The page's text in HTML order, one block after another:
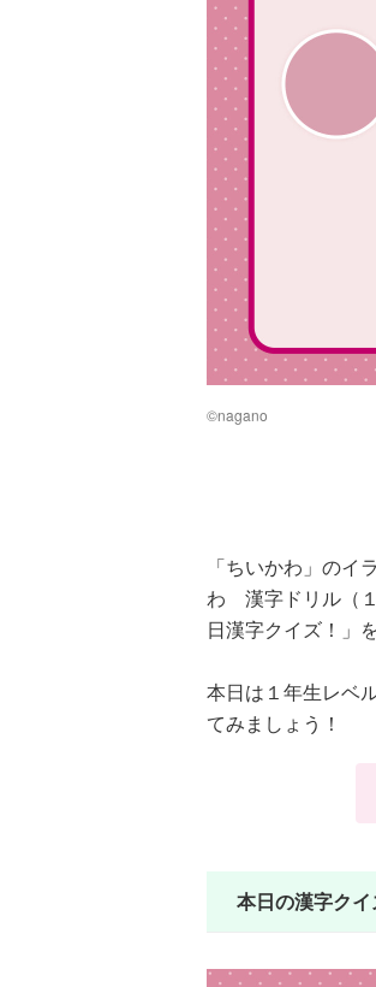
©︎nagano
「ちいかわ」の
わ 漢字ドリル（
日漢字クイズ！」
本日は１年生レベ
てみましょう！
本日の漢字クイ